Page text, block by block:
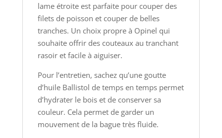
lame étroite est parfaite pour couper des
filets de poisson et couper de belles
tranches. Un choix propre à Opinel qui
souhaite offrir des couteaux au tranchant
rasoir et facile à aiguiser.
Pour l’entretien, sachez qu’une goutte
d’huile Ballistol de temps en temps permet
d’hydrater le bois et de conserver sa
couleur. Cela permet de garder un
mouvement de la bague très fluide.